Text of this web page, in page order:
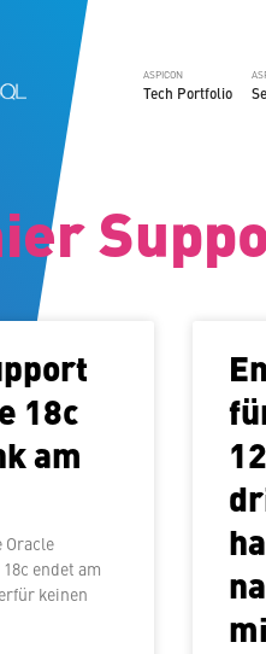
ASPICON
Tech Portfolio
18c
am
Oracle
endet am
keinen